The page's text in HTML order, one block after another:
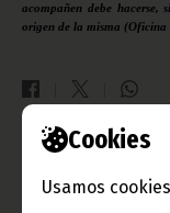
Cookies
Usamos
acompañen debe
origen de la misma